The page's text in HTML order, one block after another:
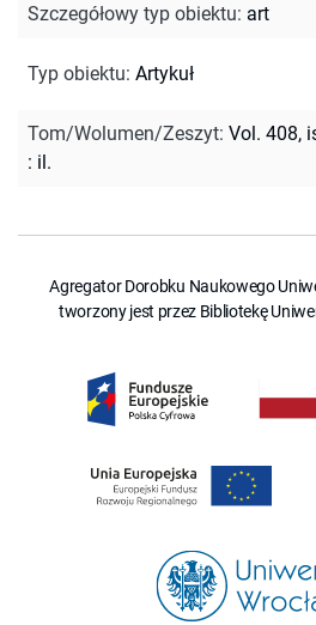
Szczegółowy typ obiektu: art
Typ obiektu: Artykuł
Tom/Wolumen/Zeszyt: Vol. 408,
: il.
Agregator Dorobku Naukowego
tworzony jest przez Bibliotekę